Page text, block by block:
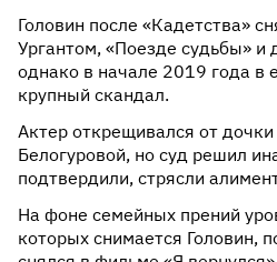
Головин после «Кадетства»
Ургантом, «Поезде судьбы» и
однако в начале 2019 года в
крупный скандал.
Актер открещивался от
Белогуровой, но суд решил
подтвердили, стрясли
На фоне семейных прений
которых снимается Головин,